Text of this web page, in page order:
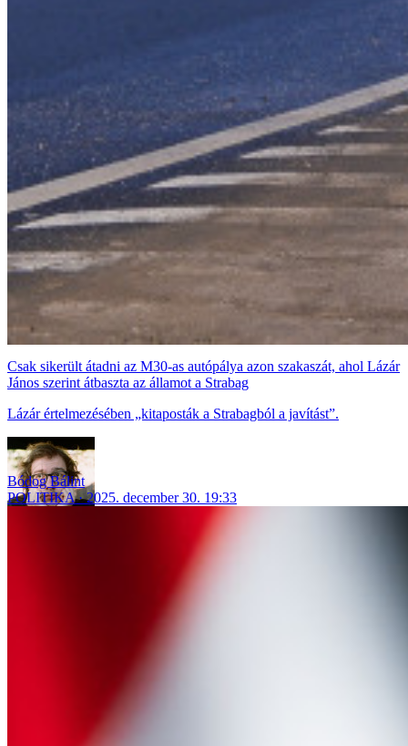
Csak sikerült átadni az M30-as autópálya azon szakaszát, ahol Lázár
János szerint átbaszta az államot a Strabag
Lázár értelmezésében „kitaposták a Strabagból a javítást”.
Bódog Bálint
POLITIKA
2025. december 30. 19:33